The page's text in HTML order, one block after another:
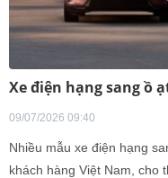
Xe điện hạng sang ồ
09/07/2026 09:40
Nhiều mẫu xe điện hạng
khách hàng Việt Nam, cho